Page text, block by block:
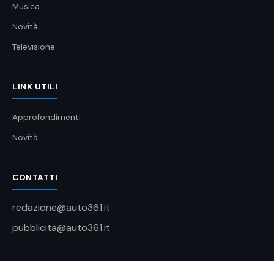
Musica
Novità
Televisione
LINK UTILI
Approfondimenti
Novità
CONTATTI
redazione@auto361.it
pubblicita@auto361.it